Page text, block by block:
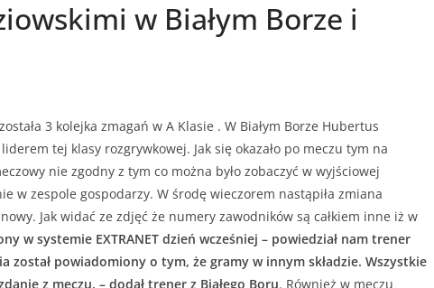
w Białym Borze i
3 kolejka zmagań w A Klasie . W Białym Borze Hubertus
tej klasy rozgrywkowej. Jak się okazało po meczu tym na
nie zgodny z tym co można było zobaczyć w wyjściowej
w zespole gospodarzy. W środę wieczorem nastąpiła zmiana
Jak widać ze zdjęć że numery zawodników są całkiem inne iż w
w systemie EXTRANET dzień wcześniej – powiedział nam trener
został powiadomiony o tym, że gramy w innym składzie. Wszystkie
z meczu. – dodał trener z Białego Boru. Również w meczu